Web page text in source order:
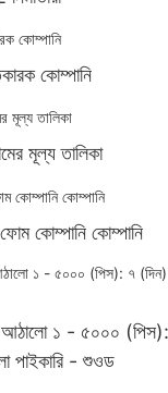
কোম্পানি
মূল্য তালিকা
কোম্পানি কোম্পানি
১ - ৫০০০
পাইকারি - শুওড